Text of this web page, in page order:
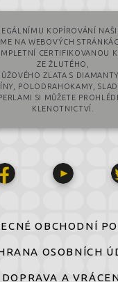
KOPÍROVÁNÍ
NA WEBOVÝCH
CERTIFIKOVANOU
ZE ŽLUTÉHO,
ZLATA S
POLODRAHOKAMY,
SI MŮŽETE
KLENOTNICTVÍ.
OBCHODNÍ
OSOBNÍCH
DOPRAVA A